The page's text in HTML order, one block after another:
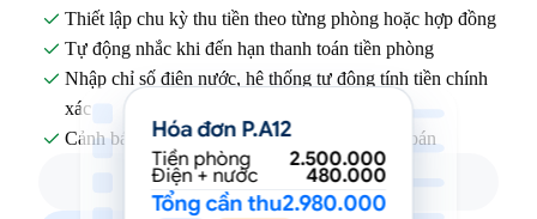
 Thiết lập chu kỳ thu tiền theo từng phòng hoặc hợp đồng
 Tự động nhắc khi đến hạn thanh toán tiền phòng
 Nhập chỉ số điện nước, hệ thống tự động tính tiền chính
xác
 Cảnh báo phòng còn nợ hoặc quá hạn thanh toán
Hóa đơn P.A12
Tiền phòng 2.500.000
Điện + nước 480.000
Tổng cần thu2.980.000